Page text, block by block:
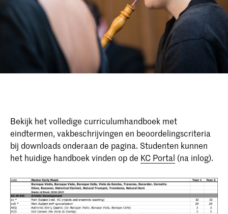
Bekijk het volledige curriculumhandboek met
eindtermen, vakbeschrijvingen en beoordelingscriteria
bij downloads onderaan de pagina. Studenten kunnen
het huidige handboek vinden op de KC Portal (na inlog).